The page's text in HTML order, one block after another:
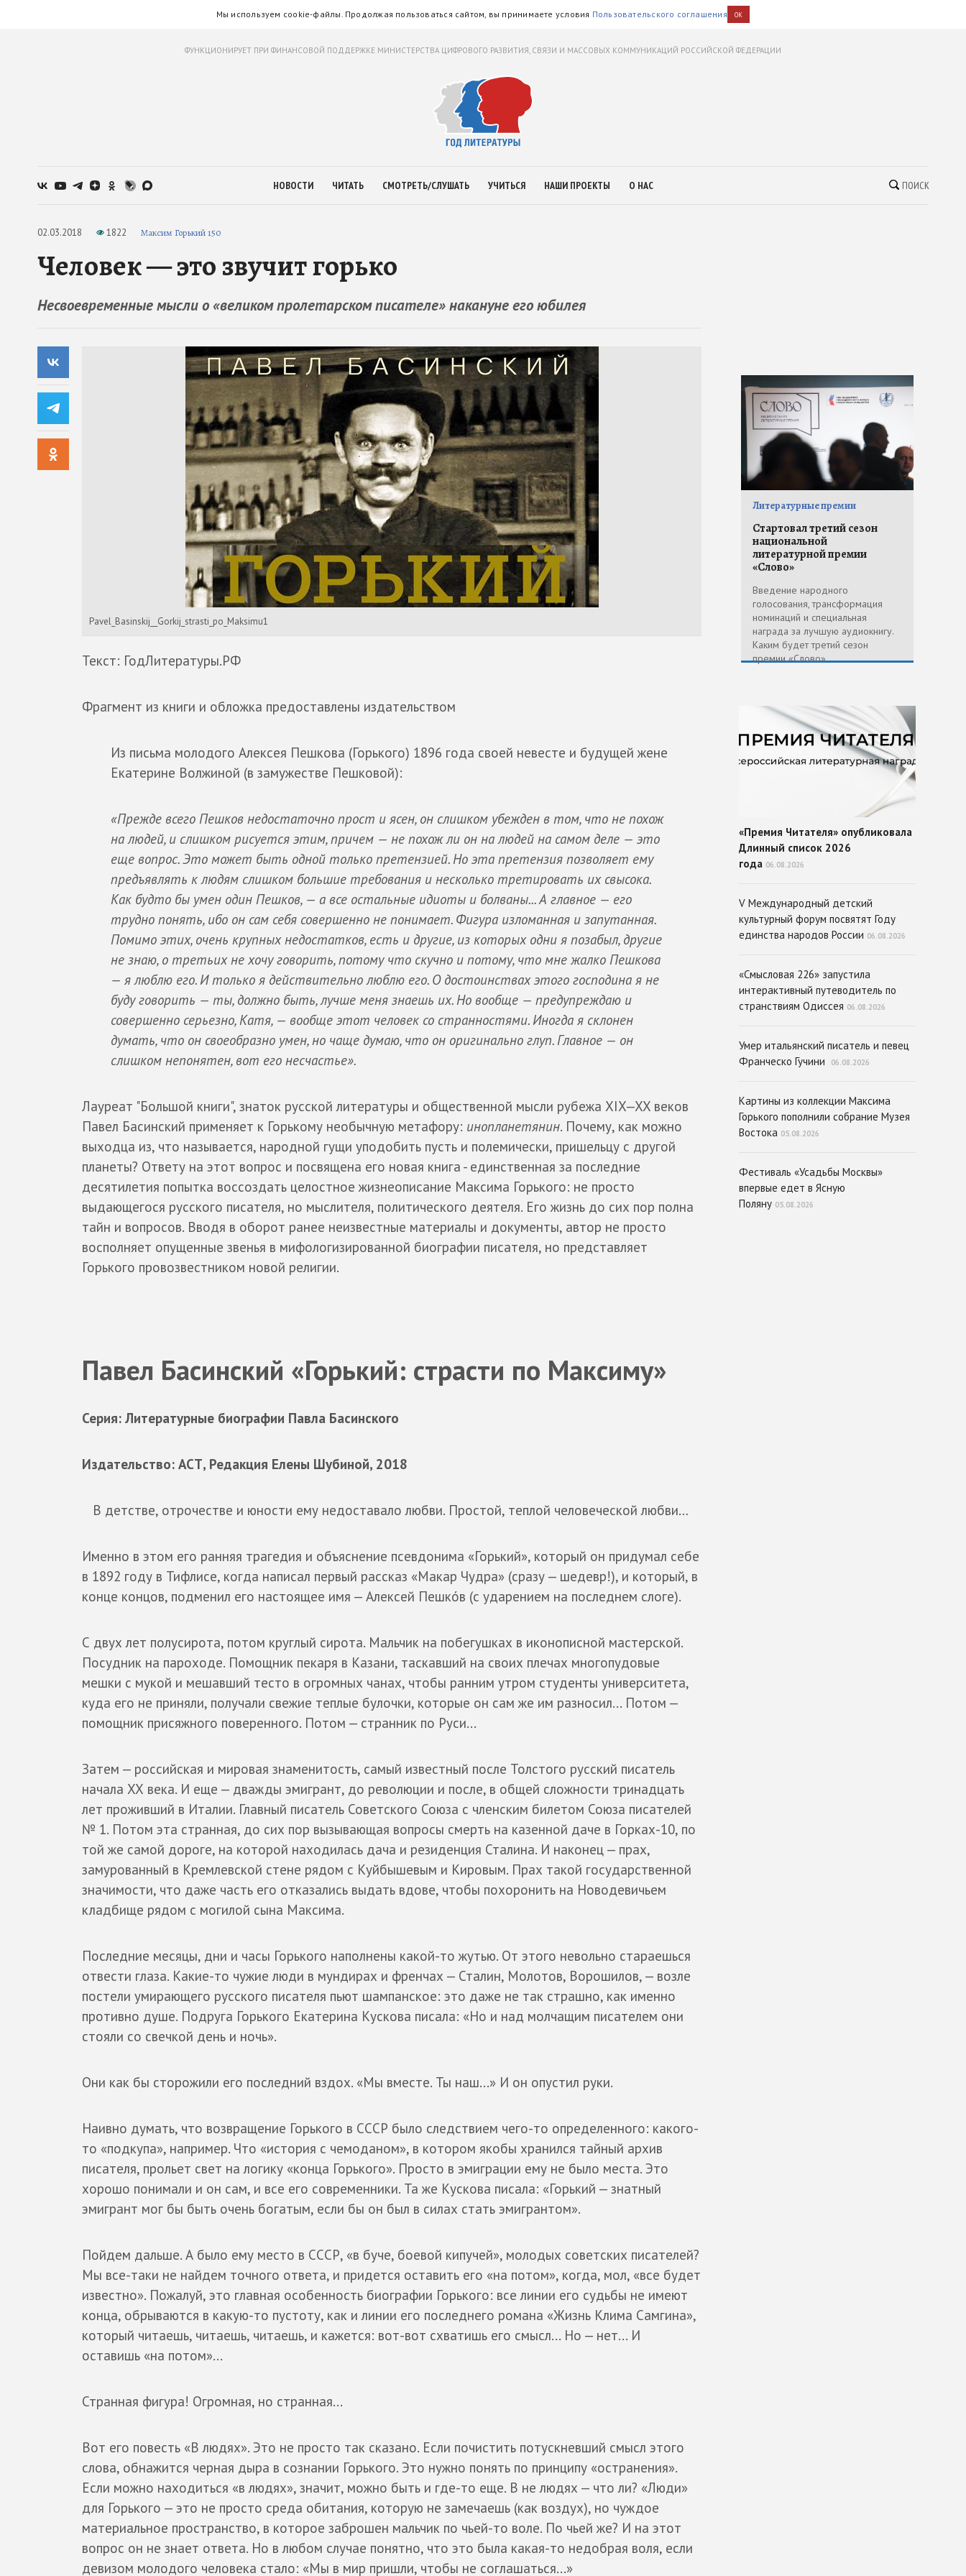
Мы используем cookie-файлы. Продолжая пользоваться сайтом, вы принимаете условия Пользовательского соглашения OK
ФУНКЦИОНИРУЕТ ПРИ ФИНАНСОВОЙ ПОДДЕРЖКЕ МИНИСТЕРСТВА ЦИФРОВОГО РАЗВИТИЯ, СВЯЗИ И МАССОВЫХ КОММУНИКАЦИЙ РОССИЙСКОЙ ФЕДЕРАЦИИ
НОВОСТИ ЧИТАТЬ СМОТРЕТЬ/СЛУШАТЬ УЧИТЬСЯ НАШИ ПРОЕКТЫ О НАС ПОИСК
02.03.2018 1822 Максим Горький 150
Человек — это звучит горько
Несвоевременные мысли о «великом пролетарском писателе» накануне его юбилея
Pavel_Basinskij__Gorkij_strasti_po_Maksimu1
Текст: ГодЛитературы.РФ
Фрагмент из книги и обложка предоставлены издательством
Из письма молодого Алексея Пешкова (Горького) 1896 года своей невесте и будущей жене
Екатерине Волжиной (в замужестве Пешковой):
«Прежде всего Пешков недостаточно прост и ясен, он слишком убежден в том, что не похож
на людей, и слишком рисуется этим, причем — не похож ли он на людей на самом деле — это
еще вопрос. Это может быть одной только претензией. Но эта претензия позволяет ему
предъявлять к людям слишком большие требования и несколько третировать их свысока.
Как будто бы умен один Пешков, — а все остальные идиоты и болваны... А главное — его
трудно понять, ибо он сам себя совершенно не понимает. Фигура изломанная и запутанная.
Помимо этих, очень крупных недостатков, есть и другие, из которых одни я позабыл, другие
не знаю, о третьих не хочу говорить, потому что скучно и потому, что мне жалко Пешкова
— я люблю его. И только я действительно люблю его. О достоинствах этого господина я не
буду говорить — ты, должно быть, лучше меня знаешь их. Но вообще — предупреждаю и
совершенно серьезно, Катя, — вообще этот человек со странностями. Иногда я склонен
думать, что он своеобразно умен, но чаще думаю, что он оригинально глуп. Главное — он
слишком непонятен, вот его несчастье».
Лауреат "Большой книги", знаток русской литературы и общественной мысли рубежа XIX—XX веков
Павел Басинский применяет к Горькому необычную метафору: инопланетянин. Почему, как можно
выходца из, что называется, народной гущи уподобить пусть и полемически, пришельцу с другой
планеты? Ответу на этот вопрос и посвящена его новая книга - единственная за последние
десятилетия попытка воссоздать целостное жизнеописание Максима Горького: не просто
выдающегося русского писателя, но мыслителя, политического деятеля. Его жизнь до сих пор полна
тайн и вопросов. Вводя в оборот ранее неизвестные материалы и документы, автор не просто
восполняет опущенные звенья в мифологизированной биографии писателя, но представляет
Горького провозвестником новой религии.
Павел Басинский «Горький: страсти по Максиму»
Серия: Литературные биографии Павла Басинского
Издательство: АСТ, Редакция Елены Шубиной, 2018
В детстве, отрочестве и юности ему недоставало любви. Простой, теплой человеческой любви…
Именно в этом его ранняя трагедия и объяснение псевдонима «Горький», который он придумал себе
в 1892 году в Тифлисе, когда написал первый рассказ «Макар Чудра» (сразу — шедевр!), и который, в
конце концов, подменил его настоящее имя — Алексей Пешкóв (с ударением на последнем слоге).
С двух лет полусирота, потом круглый сирота. Мальчик на побегушках в иконописной мастерской.
Посудник на пароходе. Помощник пекаря в Казани, таскавший на своих плечах многопудовые
мешки с мукой и мешавший тесто в огромных чанах, чтобы ранним утром студенты университета,
куда его не приняли, получали свежие теплые булочки, которые он сам же им разносил... Потом —
помощник присяжного поверенного. Потом — странник по Руси...
Затем — российская и мировая знаменитость, самый известный после Толстого русский писатель
начала ХХ века. И еще — дважды эмигрант, до революции и после, в общей сложности тринадцать
лет проживший в Италии. Главный писатель Советского Союза с членским билетом Союза писателей
№ 1. Потом эта странная, до сих пор вызывающая вопросы смерть на казенной даче в Горках-10, по
той же самой дороге, на которой находилась дача и резиденция Сталина. И наконец — прах,
замурованный в Кремлевской стене рядом с Куйбышевым и Кировым. Прах такой государственной
значимости, что даже часть его отказались выдать вдове, чтобы похоронить на Новодевичьем
кладбище рядом с могилой сына Максима.
Последние месяцы, дни и часы Горького наполнены какой-то жутью. От этого невольно стараешься
отвести глаза. Какие-то чужие люди в мундирах и френчах — Сталин, Молотов, Ворошилов, — возле
постели умирающего русского писателя пьют шампанское: это даже не так страшно, как именно
противно душе. Подруга Горького Екатерина Кускова писала: «Но и над молчащим писателем они
стояли со свечкой день и ночь».
Они как бы сторожили его последний вздох. «Мы вместе. Ты наш...» И он опустил руки.
Наивно думать, что возвращение Горького в СССР было следствием чего-то определенного: какого-
то «подкупа», например. Что «история с чемоданом», в котором якобы хранился тайный архив
писателя, прольет свет на логику «конца Горького». Просто в эмиграции ему не было места. Это
хорошо понимали и он сам, и все его современники. Та же Кускова писала: «Горький — знатный
эмигрант мог бы быть очень богатым, если бы он был в силах стать эмигрантом».
Пойдем дальше. А было ему место в СССР, «в буче, боевой кипучей», молодых советских писателей?
Мы все-таки не найдем точного ответа, и придется оставить его «на потом», когда, мол, «все будет
известно». Пожалуй, это главная особенность биографии Горького: все линии его судьбы не имеют
конца, обрываются в какую-то пустоту, как и линии его последнего романа «Жизнь Клима Самгина»,
который читаешь, читаешь, читаешь, и кажется: вот-вот схватишь его смысл... Но — нет... И
оставишь «на потом»...
Странная фигура! Огромная, но странная...
Вот его повесть «В людях». Это не просто так сказано. Если почистить потускневший смысл этого
слова, обнажится черная дыра в сознании Горького. Это нужно понять по принципу «остранения».
Если можно находиться «в людях», значит, можно быть и где-то еще. В не людях — что ли? «Люди»
для Горького — это не просто среда обитания, которую не замечаешь (как воздух), но чуждое
материальное пространство, в которое заброшен мальчик по чьей-то воле. По чьей же? И на этот
вопрос он не знает ответа. Но в любом случае понятно, что это была какая-то недобрая воля, если
девизом молодого человека стало: «Мы в мир пришли, чтобы не соглашаться...»
Литературные премии
Стартовал третий сезон
национальной
литературной премии
«Слово»
Введение народного
голосования, трансформация
номинаций и специальная
награда за лучшую аудиокнигу.
Каким будет третий сезон
премии «Слово»
«Премия Читателя» опубликовала
Длинный список 2026
года 06.08.2026
V Международный детский
культурный форум посвятят Году
единства народов России 06.08.2026
«Смысловая 226» запустила
интерактивный путеводитель по
странствиям Одиссея 06.08.2026
Умер итальянский писатель и певец
Франческо Гучини
06.08.2026
Картины из коллекции Максима
Горького пополнили собрание Музея
Востока 05.08.2026
Фестиваль «Усадьбы Москвы»
впервые едет в Ясную
Поляну 05.08.2026